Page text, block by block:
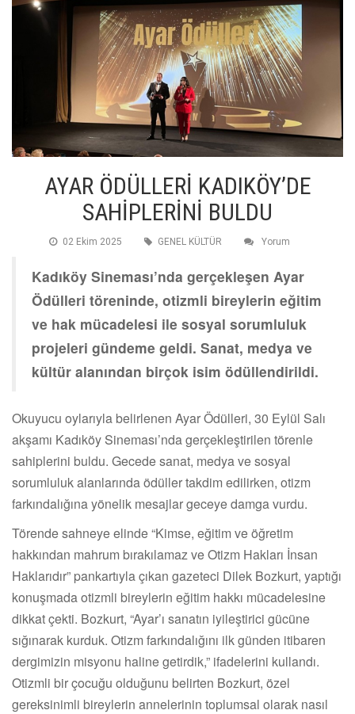
AYAR ÖDÜLLERİ KADIKÖY’DE
SAHİPLERİNİ BULDU
02 Ekim 2025 GENEL KÜLTÜR Yorum
Kadıköy Sineması’nda gerçekleşen Ayar
Ödülleri töreninde, otizmli bireylerin eğitim
ve hak mücadelesi ile sosyal sorumluluk
projeleri gündeme geldi. Sanat, medya ve
kültür alanından birçok isim ödüllendirildi.
Okuyucu oylarıyla belirlenen Ayar Ödülleri, 30 Eylül Salı
akşamı Kadıköy Sineması’nda gerçekleştirilen törenle
sahiplerini buldu. Gecede sanat, medya ve sosyal
sorumluluk alanlarında ödüller takdim edilirken, otizm
farkındalığına yönelik mesajlar geceye damga vurdu.
Törende sahneye elinde “Kimse, eğitim ve öğretim
hakkından mahrum bırakılamaz ve Otizm Hakları İnsan
Haklarıdır” pankartıyla çıkan gazeteci Dilek Bozkurt, yaptığı
konuşmada otizmli bireylerin eğitim hakkı mücadelesine
dikkat çekti. Bozkurt, “Ayar’ı sanatın iyileştirici gücüne
sığınarak kurduk. Otizm farkındalığını ilk günden itibaren
dergimizin misyonu haline getirdik,” ifadelerini kullandı.
Otizmli bir çocuğu olduğunu belirten Bozkurt, özel
gereksinimli bireylerin annelerinin toplumsal olarak nasıl